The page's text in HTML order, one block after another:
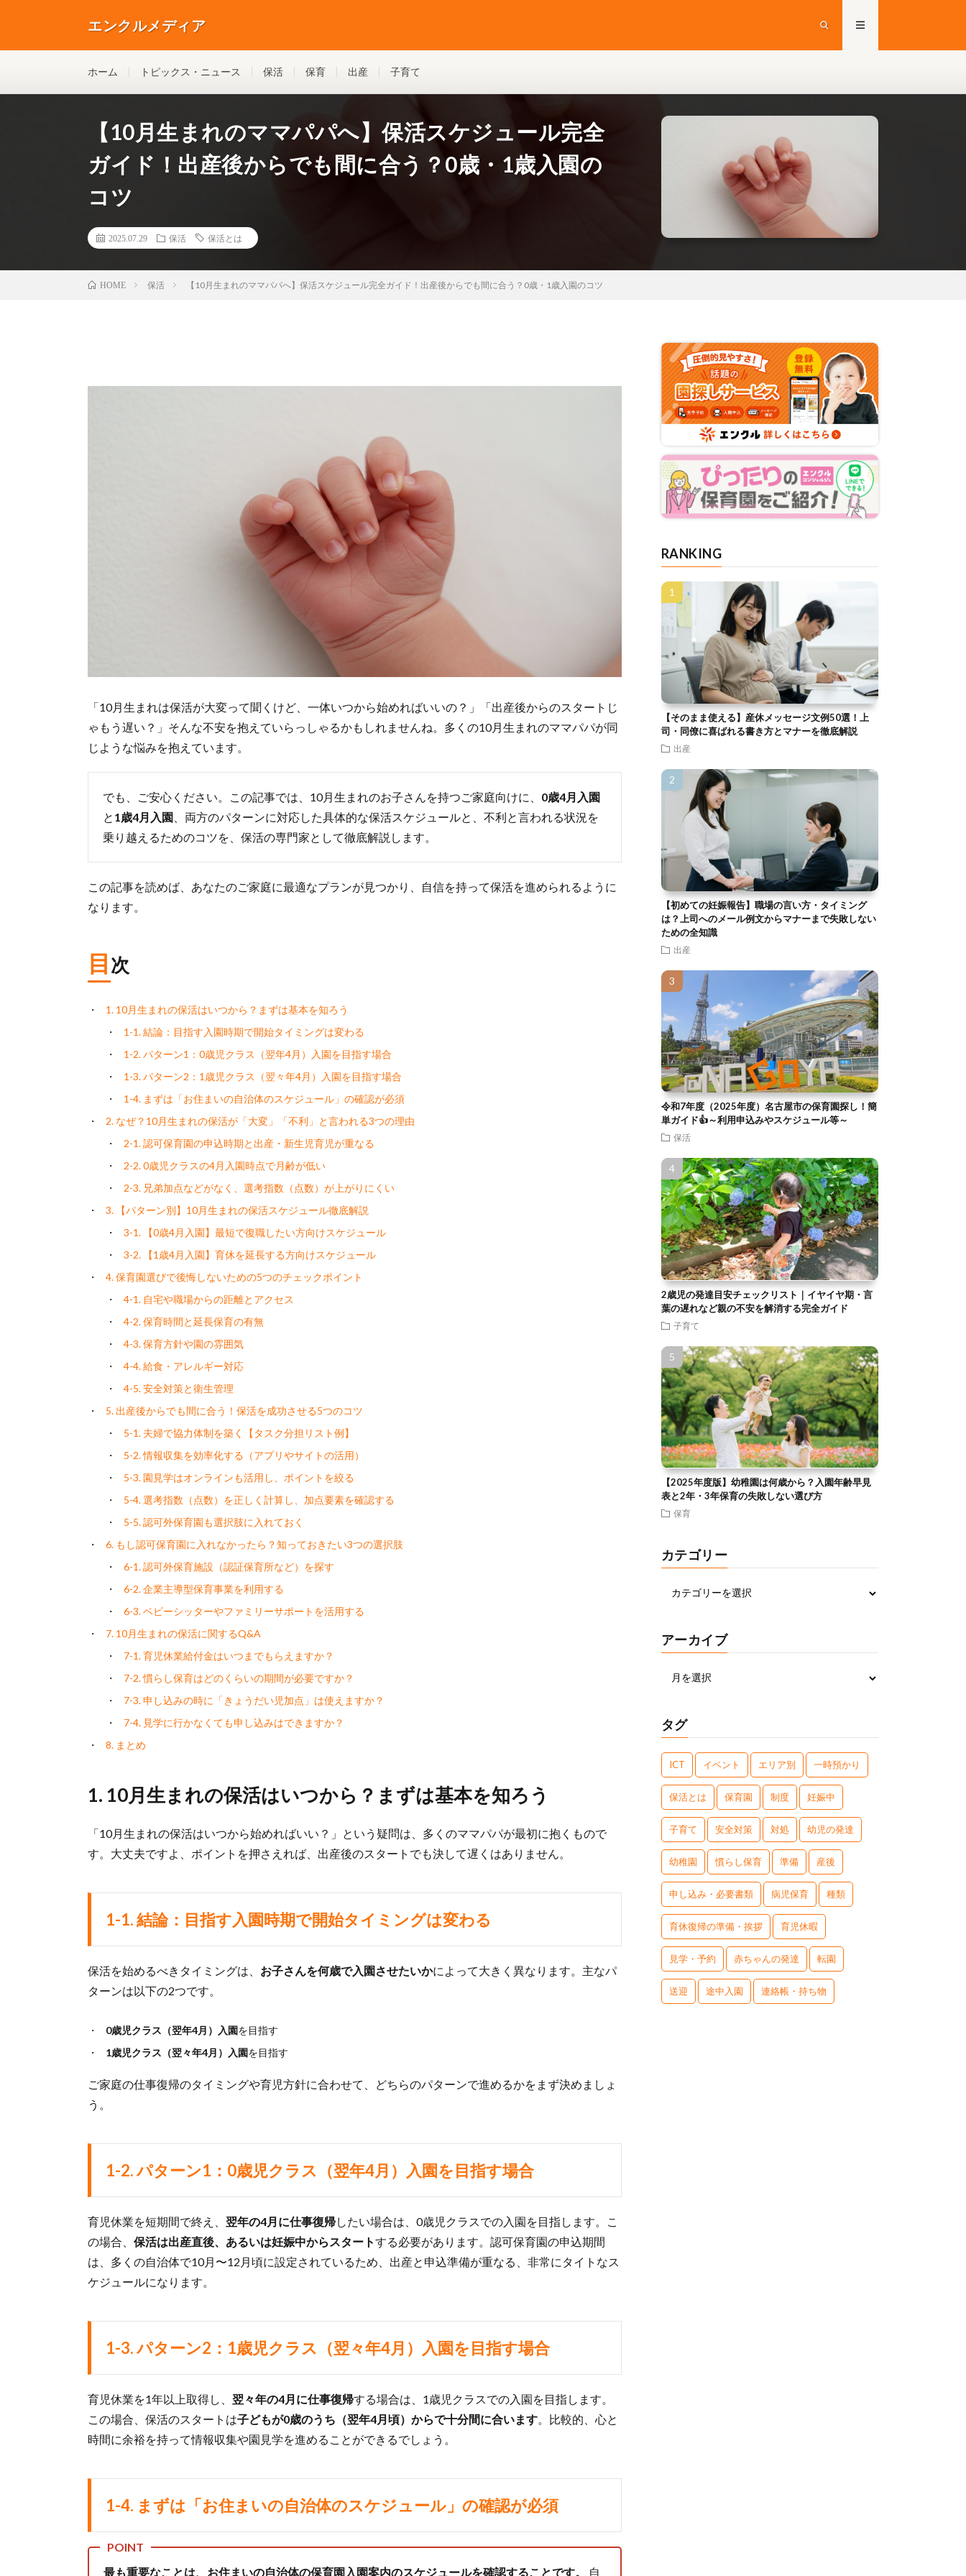
エンクルメディア
ホーム トピックス・ニュース 保活 保育 出産 子育て
【10月生まれのママパパへ】保活スケジュール完全
ガイド！出産後からでも間に合う？0歳・1歳入園の
コツ
2025.07.29 保活 保活とは
HOME 保活 【10月生まれのママパパへ】保活スケジュール完全ガイド！出産後からでも間に合う？0歳・1歳入園のコツ
「10月生まれは保活が大変って聞くけど、一体いつから始めればいいの？」「出産後からのスタートじ
ゃもう遅い？」そんな不安を抱えていらっしゃるかもしれませんね。多くの10月生まれのママパパが同
じような悩みを抱えています。
でも、ご安心ください。この記事では、10月生まれのお子さんを持つご家庭向けに、 0歳4月入園
と 1歳4月入園 、両方のパターンに対応した具体的な保活スケジュールと、不利と言われる状況を
乗り越えるためのコツを、保活の専門家として徹底解説します。
この記事を読めば、あなたのご家庭に最適なプランが見つかり、自信を持って保活を進められるように
なります。
目次
1. 10月生まれの保活はいつから？まずは基本を知ろう
1-1. 結論：目指す入園時期で開始タイミングは変わる
1-2. パターン1：0歳児クラス（翌年4月）入園を目指す場合
1-3. パターン2：1歳児クラス（翌々年4月）入園を目指す場合
1-4. まずは「お住まいの自治体のスケジュール」の確認が必須
2. なぜ？10月生まれの保活が「大変」「不利」と言われる3つの理由
2-1. 認可保育園の申込時期と出産・新生児育児が重なる
2-2. 0歳児クラスの4月入園時点で月齢が低い
2-3. 兄弟加点などがなく、選考指数（点数）が上がりにくい
3. 【パターン別】10月生まれの保活スケジュール徹底解説
3-1. 【0歳4月入園】最短で復職したい方向けスケジュール
3-2. 【1歳4月入園】育休を延長する方向けスケジュール
4. 保育園選びで後悔しないための5つのチェックポイント
4-1. 自宅や職場からの距離とアクセス
4-2. 保育時間と延長保育の有無
4-3. 保育方針や園の雰囲気
4-4. 給食・アレルギー対応
4-5. 安全対策と衛生管理
5. 出産後からでも間に合う！保活を成功させる5つのコツ
5-1. 夫婦で協力体制を築く【タスク分担リスト例】
5-2. 情報収集を効率化する（アプリやサイトの活用）
5-3. 園見学はオンラインも活用し、ポイントを絞る
5-4. 選考指数（点数）を正しく計算し、加点要素を確認する
5-5. 認可外保育園も選択肢に入れておく
6. もし認可保育園に入れなかったら？知っておきたい3つの選択肢
6-1. 認可外保育施設（認証保育所など）を探す
6-2. 企業主導型保育事業を利用する
6-3. ベビーシッターやファミリーサポートを活用する
7. 10月生まれの保活に関するQ&A
7-1. 育児休業給付金はいつまでもらえますか？
7-2. 慣らし保育はどのくらいの期間が必要ですか？
7-3. 申し込みの時に「きょうだい児加点」は使えますか？
7-4. 見学に行かなくても申し込みはできますか？
8. まとめ
1. 10月生まれの保活はいつから？まずは基本を知ろう
「10月生まれの保活はいつから始めればいい？」という疑問は、多くのママパパが最初に抱くもので
す。大丈夫ですよ、ポイントを押さえれば、出産後のスタートでも決して遅くはありません。
1-1. 結論：目指す入園時期で開始タイミングは変わる
保活を始めるべきタイミングは、 お子さんを何歳で入園させたいかによって大きく異なります。主なパ
ターンは以下の2つです。
0歳児クラス（翌年4月）入園を目指す
1歳児クラス（翌々年4月）入園を目指す
ご家庭の仕事復帰のタイミングや育児方針に合わせて、どちらのパターンで進めるかをまず決めましょ
う。
1-2. パターン1：0歳児クラス（翌年4月）入園を目指す場合
育児休業を短期間で終え、 翌年の4月に仕事復帰したい場合は、0歳児クラスでの入園を目指します。こ
の場合、 保活は出産直後、あるいは妊娠中からスタートする必要があります。認可保育園の申込期間
は、多くの自治体で10月〜12月頃に設定されているため、出産と申込準備が重なる、非常にタイトなス
ケジュールになります。
1-3. パターン2：1歳児クラス（翌々年4月）入園を目指す場合
育児休業を1年以上取得し、 翌々年の4月に仕事復帰する場合は、1歳児クラスでの入園を目指します。
この場合、保活のスタートは子どもが0歳のうち（翌年4月頃）からで十分間に合います。比較的、心と
時間に余裕を持って情報収集や園見学を進めることができるでしょう。
1-4. まずは「お住まいの自治体のスケジュール」の確認が必須
最も重要なことは、お住まいの自治体の保育園入園案内のスケジュールを確認することです。 自
RANKING
【そのまま使える】産休メッセージ文例50選！上
司・同僚に喜ばれる書き方とマナーを徹底解説
出産
【初めての妊娠報告】職場の言い方・タイミング
は？上司へのメール例文からマナーまで失敗しない
ための全知識
出産
令和7年度（2025年度）名古屋市の保育園探し！簡
単ガイド👍～利用申込みやスケジュール等～
保活
2歳児の発達目安チェックリスト｜イヤイヤ期・言
葉の遅れなど親の不安を解消する完全ガイド
子育て
【2025年度版】幼稚園は何歳から？入園年齢早見
表と2年・3年保育の失敗しない選び方
保育
カテゴリー
アーカイブ
タグ
ICT イベント エリア別 一時預かり
保活とは 保育園 制度 妊娠中
子育て 安全対策 対処 幼児の発達
幼稚園 慣らし保育 準備 産後
申し込み・必要書類 病児保育 種類
育休復帰の準備・挨拶 育児休暇
見学・予約 赤ちゃんの発達 転園
送迎 途中入園 連絡帳・持ち物